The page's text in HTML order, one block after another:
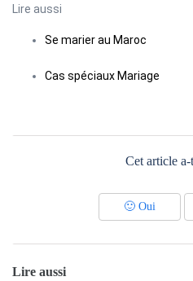
Lire aussi
Se marier au Maroc
Cas spéciaux Mariage
Cet article
🙂Oui
Lire aussi